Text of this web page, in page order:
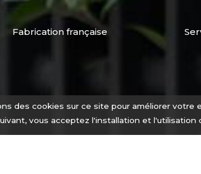
Fabrication française
des cookies sur ce site pour améliorer votre
vous acceptez l'installation et l'utilisation